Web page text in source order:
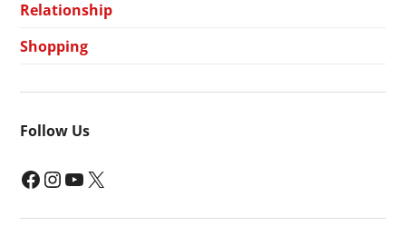
Relationship
Shopping
Follow Us
Facebook InstagramYouTube X